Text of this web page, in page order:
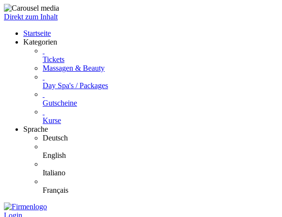
Direkt zum Inhalt
Startseite
Kategorien
Tickets
Massagen & Beauty
Day Spa's / Packages
Gutscheine
Kurse
Sprache
Deutsch
English
Italiano
Français
Login